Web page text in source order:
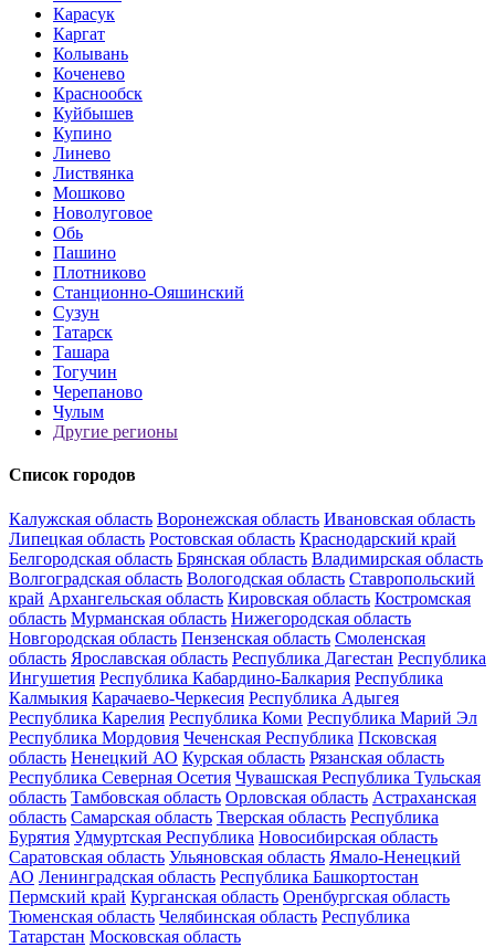
Карасук
Каргат
Колывань
Коченево
Краснообск
Куйбышев
Купино
Линево
Листвянка
Мошково
Новолуговое
Обь
Пашино
Плотниково
Станционно-Ояшинский
Сузун
Татарск
Ташара
Тогучин
Черепаново
Чулым
Другие регионы
Список городов
Калужская область Воронежская область Ивановская область
Липецкая область Ростовская область Краснодарский край
Белгородская область Брянская область Владимирская область
Волгоградская область Вологодская область Ставропольский
край Архангельская область Кировская область Костромская
область Мурманская область Нижегородская область
Новгородская область Пензенская область Смоленская
область Ярославская область Республика Дагестан Республика
Ингушетия Республика Кабардино-Балкария Республика
Калмыкия Карачаево-Черкесия Республика Адыгея
Республика Карелия Республика Коми Республика Марий Эл
Республика Мордовия Чеченская Республика Псковская
область Ненецкий АО Курская область Рязанская область
Республика Северная Осетия Чувашская Республика Тульская
область Тамбовская область Орловская область Астраханская
область Самарская область Тверская область Республика
Бурятия Удмуртская Республика Новосибирская область
Саратовская область Ульяновская область Ямало-Ненецкий
АО Ленинградская область Республика Башкортостан
Пермский край Курганская область Оренбургская область
Тюменская область Челябинская область Республика
Татарстан Московская область